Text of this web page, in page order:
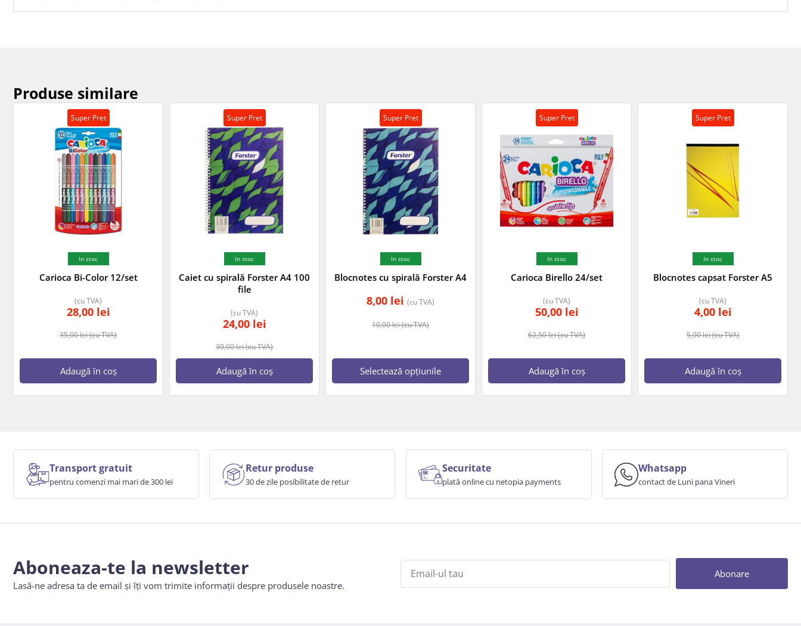
Produse similare
Super Pret
In stoc
Carioca Bi-Color 12/set
35,00lei(cu TVA)
28,00 lei
(cu TVA)
Adaugă în coș
Super Pret
In stoc
Caiet cu spirală Forster A4 100
file
30,00lei(cu TVA)
24,00 lei
(cu TVA)
Adaugă în coș
Super Pret
In stoc
Blocnotes cu spirală Forster A4
10,00lei(cu TVA)
8,00 lei (cu TVA)
Selectează opțiunile
Super Pret
In stoc
Carioca Birello 24/set
62,50lei(cu TVA)
50,00 lei
(cu TVA)
Adaugă în coș
Super Pret
In stoc
Blocnotes capsat Forster A5
5,00lei(cu TVA)
4,00 lei
(cu TVA)
Adaugă în coș
Transport gratuit
pentru comenzi mai mari de 300 lei
Retur produse
30 de zile posibilitate de retur
Securitate
plată online cu netopia payments
Whatsapp
contact de Luni pana Vineri
Aboneaza-te la newsletter
Lasă-ne adresa ta de email și îți vom trimite informații despre produsele noastre.
Abonare